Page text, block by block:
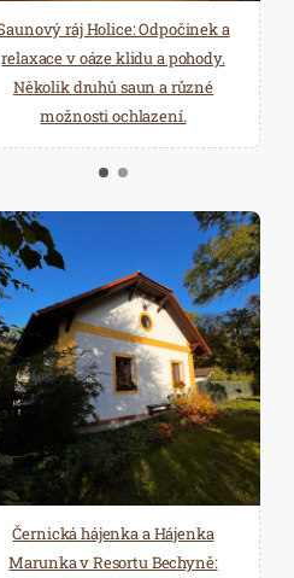
V minulém roce a
převážně formou zřizování
tak uklízeli jednotlivě, či v
máme opět
, sdělil za organizátory
úklidu a přidat tak ruku k
přípravy, stačí jen přijít a
úklidů na webu
se k akci ve vašem
či okolí organizovaný
vlastní iniciativu a veřejný
to nic složitého, všechny
Zaregistrovaným
základě žádosti zašlou také
očistnou procházku
na vlastní pěst.
ráj Holice: Odpočinek a
relaxace v oáze klidu a pohody.
Několik druhů saun a různé
možnosti ochlazení.
Hotel Děvín: Odpočiňte si od
starostí všedních dnů a přijeďte
načerpat novou energii do
Mariánských Lázní.
Černická hájenka a Hájenka
Marunka v Resortu Bechyně: